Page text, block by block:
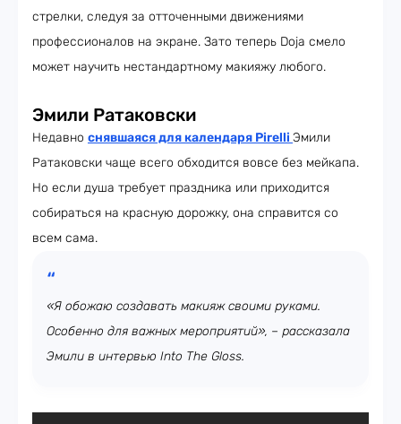
стрелки, следуя за отточенными движениями
профессионалов на экране. Зато теперь Doja смело
может научить нестандартному макияжу любого.
Эмили Ратаковски
Недавно снявшаяся для календаря Pirelli Эмили
Ратаковски чаще всего обходится вовсе без мейкапа.
Но если душа требует праздника или приходится
собираться на красную дорожку, она справится со
всем сама.
«Я обожаю создавать макияж своими руками.
Особенно для важных мероприятий», – рассказала
Эмили в интервью Into The Gloss.